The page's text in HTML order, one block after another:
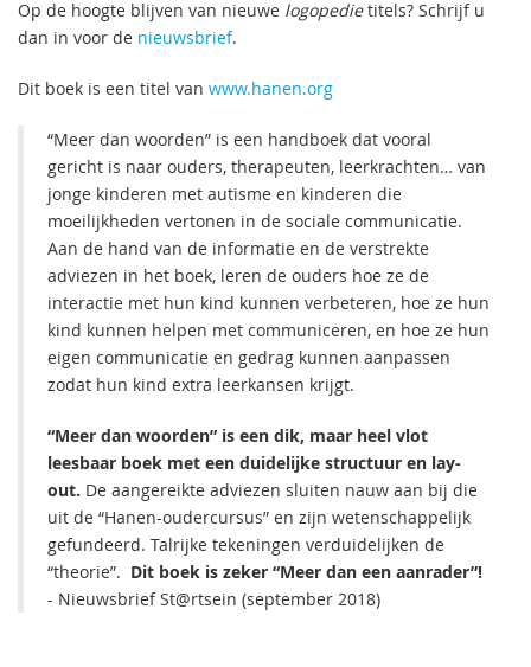
Op de hoogte blijven van nieuwe logopedietitels? Schrijf u
dan in voor de nieuwsbrief.
Dit boek is een titel van www.hanen.org
“Meer dan woorden” is een handboek dat vooral
gericht is naar ouders, therapeuten, leerkrachten… van
jonge kinderen met autisme en kinderen die
moeilijkheden vertonen in de sociale communicatie.
Aan de hand van de informatie en de verstrekte
adviezen in het boek, leren de ouders hoe ze de
interactie met hun kind kunnen verbeteren, hoe ze hun
kind kunnen helpen met communiceren, en hoe ze hun
eigen communicatie en gedrag kunnen aanpassen
zodat hun kind extra leerkansen krijgt.
“Meer dan woorden” is een dik, maar heel vlot
leesbaar boek met een duidelijke structuur en lay-
out. De aangereikte adviezen sluiten nauw aan bij die
uit de “Hanen-oudercursus” en zijn wetenschappelijk
gefundeerd. Talrijke tekeningen verduidelijken de
“theorie”. Dit boek is zeker “Meer dan een aanrader”!
- Nieuwsbrief St@rtsein (september 2018)